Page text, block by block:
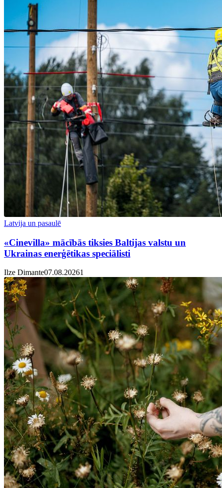
Latvija un pasaulē
«Cinevilla» mācībās tiksies Baltijas valstu un
Ukrainas enerģētikas speciālisti
Ilze Dimante07.08.20261